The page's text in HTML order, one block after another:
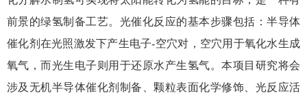
前景的绿氢制备工艺。光催化反应的基本步骤包括：半导体
催化剂在光照激发下产生电子-空穴对，空穴用于氧化水生成
氧气，而光生电子则用于还原水产生氢气。本项目研究将会
涉及无机半导体催化剂制备、颗粒表面化学修饰、光反应活